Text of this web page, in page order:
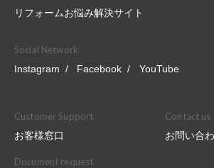
リフォームお悩み解決サイト
Social Network
Instagram
Facebook YouTube
Customer Support
お客様窓口
Contact us
お問い合
Document request